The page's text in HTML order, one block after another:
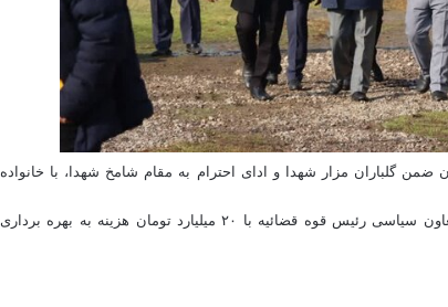
گلباران مزار شهدا و ادای احترام به مقام شامخ شهدا، با خانواده
همچنین تصفیه خانه فاضلاب زندان لاهیجان با حضور معاون سیاسی رئیس قوه قضائیه با ۲۰ میلیارد تومان هزینه به بهره برداری